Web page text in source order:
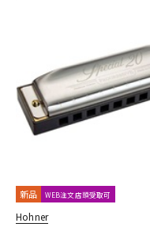
新品 WEB注文店頭受取可
Hohner